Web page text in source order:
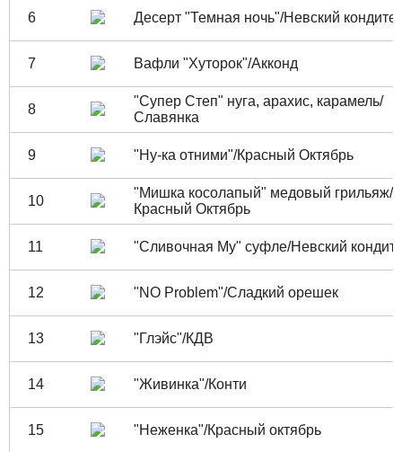
6 Десерт "Темная ночь"/Невский
7 Вафли "Хуторок"/Акконд
8
"Супер Степ" нуга, арахис, карамель/
Славянка
9 "Ну-ка отними"/Красный Октябрь
10
"Мишка косолапый" медовый грильяж/
Красный Октябрь
11 "Сливочная Му" суфле/Невский
12 "NO Problem"/Сладкий орешек
13 "Глэйс"/КДВ
14 "Живинка"/Конти
15 "Неженка"/Красный октябрь